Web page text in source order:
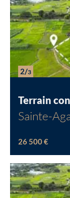
2/3
Terrain
Sainte-
26 500 €